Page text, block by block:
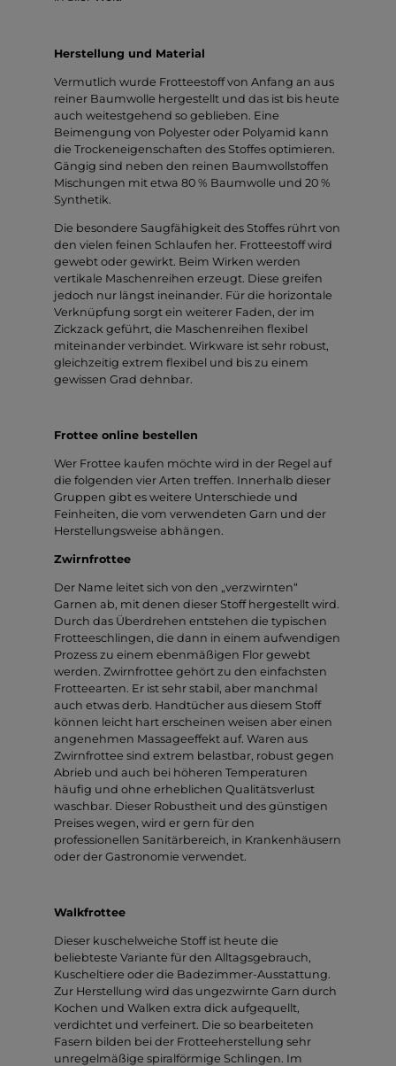
Herstellung und Material
Vermutlich wurde Frotteestoff von Anfang an aus
reiner Baumwolle hergestellt und das ist bis heute
auch weitestgehend so geblieben. Eine
Beimengung von Polyester oder Polyamid kann
die Trockeneigenschaften des Stoffes optimieren.
Gängig sind neben den reinen Baumwollstoffen
Mischungen mit etwa 80 % Baumwolle und 20 %
Synthetik.
Die besondere Saugfähigkeit des Stoffes rührt von
den vielen feinen Schlaufen her. Frotteestoff wird
gewebt oder gewirkt. Beim Wirken werden
vertikale Maschenreihen erzeugt. Diese greifen
jedoch nur längst ineinander. Für die horizontale
Verknüpfung sorgt ein weiterer Faden, der im
Zickzack geführt, die Maschenreihen flexibel
miteinander verbindet. Wirkware ist sehr robust,
gleichzeitig extrem flexibel und bis zu einem
gewissen Grad dehnbar.
Frottee online bestellen
Wer Frottee kaufen möchte wird in der Regel auf
die folgenden vier Arten treffen. Innerhalb dieser
Gruppen gibt es weitere Unterschiede und
Feinheiten, die vom verwendeten Garn und der
Herstellungsweise abhängen.
Zwirnfrottee
Der Name leitet sich von den „verzwirnten“
Garnen ab, mit denen dieser Stoff hergestellt wird.
Durch das Überdrehen entstehen die typischen
Frotteeschlingen, die dann in einem aufwendigen
Prozess zu einem ebenmäßigen Flor gewebt
werden. Zwirnfrottee gehört zu den einfachsten
Frotteearten. Er ist sehr stabil, aber manchmal
auch etwas derb. Handtücher aus diesem Stoff
können leicht hart erscheinen weisen aber einen
angenehmen Massageeffekt auf. Waren aus
Zwirnfrottee sind extrem belastbar, robust gegen
Abrieb und auch bei höheren Temperaturen
häufig und ohne erheblichen Qualitätsverlust
waschbar. Dieser Robustheit und des günstigen
Preises wegen, wird er gern für den
professionellen Sanitärbereich, in Krankenhäusern
oder der Gastronomie verwendet.
Walkfrottee
Dieser kuschelweiche Stoff ist heute die
beliebteste Variante für den Alltagsgebrauch,
Kuscheltiere oder die Badezimmer-Ausstattung.
Zur Herstellung wird das ungezwirnte Garn durch
Kochen und Walken extra dick aufgequellt,
verdichtet und verfeinert. Die so bearbeiteten
Fasern bilden bei der Frotteeherstellung sehr
unregelmäßige spiralförmige Schlingen. Im